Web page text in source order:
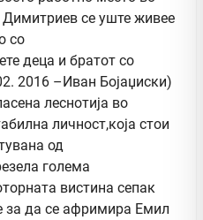
Димитриев се уште живее
со
деца и братот со
2016 –Иван Бојаџиски)
леснотија во
личност,која стои
од
голема
вистина сепак
за да се афримира Емил